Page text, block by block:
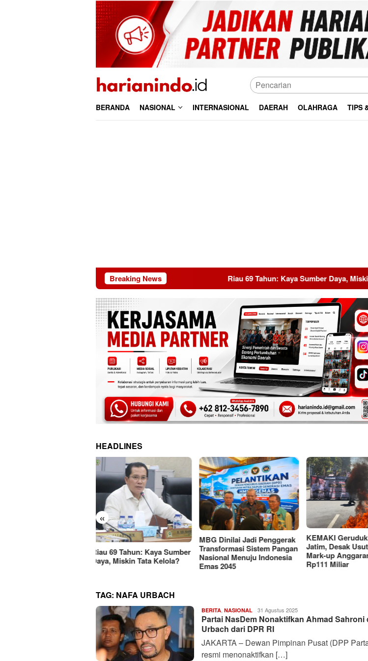
BERANDA NASIONAL INTERNASIONAL DAERAH OLAHRAGA TIPS
Breaking News Riau 69 Tahun: Kaya Sumber Daya, Miskin Tata Kelola?
HEADLINES
«
MBG Dinilai Jadi Penggerak
Transformasi Sistem Pangan
Nasional Menuju Indonesia
Emas 2045
KEMAKI Geruduk Kejati
Jatim, Desak Usut Dugaan
Mark-up Anggaran Dishub
Rp111 Miliar
PMII DIY Naik
Hilmy Dorong
Advokasi
Digitalisasi
TAG: NAFA URBACH
BERITA, NASIONAL Harianindo.id
31 Agustus 2025
Partai NasDem Nonaktifkan Ahmad Sahroni
Urbach dari DPR RI
JAKARTA – Dewan Pimpinan Pusat (DPP
resmi menonaktifkan […]